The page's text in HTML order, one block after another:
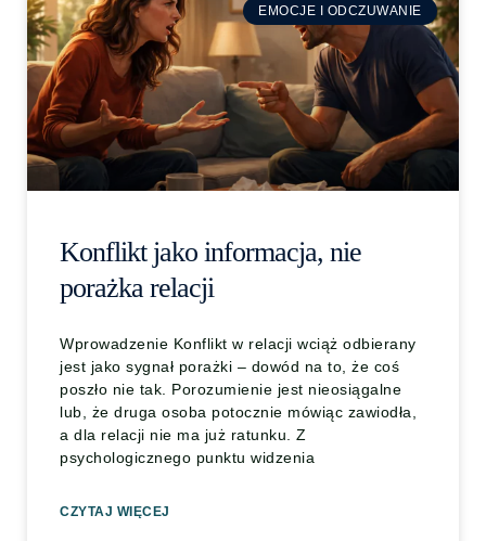
EMOCJE I ODCZUWANIE
Konflikt jako informacja, nie
porażka relacji
Wprowadzenie Konflikt w relacji wciąż odbierany
jest jako sygnał porażki – dowód na to, że coś
poszło nie tak. Porozumienie jest nieosiągalne
lub, że druga osoba potocznie mówiąc zawiodła,
a dla relacji nie ma już ratunku. Z
psychologicznego punktu widzenia
CZYTAJ WIĘCEJ